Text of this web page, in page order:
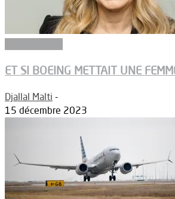
ET SI BOEING METTAIT UNE
Djallal Malti -
15 décembre 2023